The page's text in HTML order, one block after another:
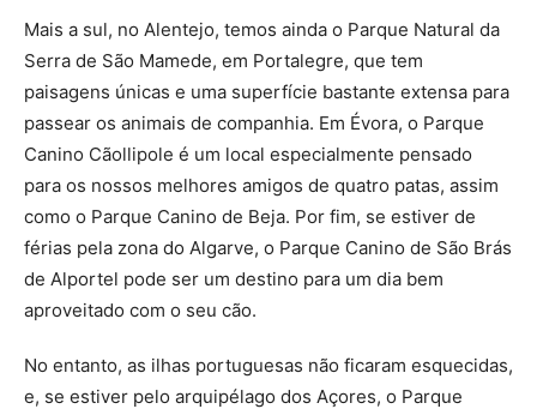
Mais a sul, no Alentejo, temos ainda o Parque Natural da
Serra de São Mamede, em Portalegre, que tem
paisagens únicas e uma superfície bastante extensa para
passear os animais de companhia. Em Évora, o Parque
Canino Cãollipole é um local especialmente pensado
para os nossos melhores amigos de quatro patas, assim
como o Parque Canino de Beja. Por fim, se estiver de
férias pela zona do Algarve, o Parque Canino de São Brás
de Alportel pode ser um destino para um dia bem
aproveitado com o seu cão.
No entanto, as ilhas portuguesas não ficaram esquecidas,
e, se estiver pelo arquipélago dos Açores, o Parque